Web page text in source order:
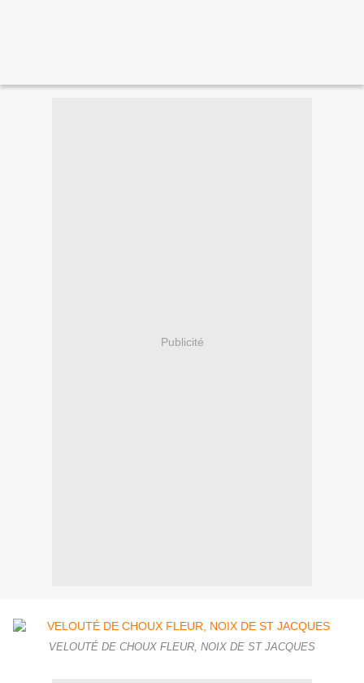
Publicité
VELOUTÉ DE CHOUX FLEUR, NOIX DE ST JACQUES